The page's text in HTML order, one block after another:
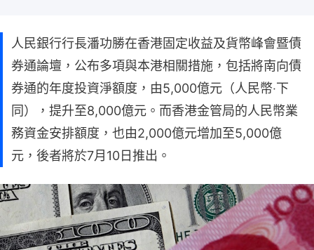
人民銀行行長潘功勝在香港固定收益及貨幣峰會暨債
券通論壇，公布多項與本港相關措施，包括將南向債
券通的年度投資淨額度，由5,000億元（人民幣‧下
同），提升至8,000億元。而香港金管局的人民幣業
務資金安排額度，也由2,000億元增加至5,000億
元，後者將於7月10日推出。